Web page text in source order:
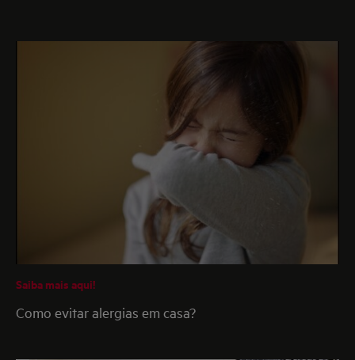
Saiba mais aqui!
Como evitar alergias em casa?